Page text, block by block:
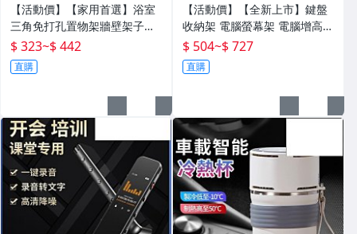
【活動價】【家用首選】浴室
三角免打孔置物架牆壁架子壁
掛分層置物架衛生間轉角架三
角籃
$ 323~$ 442
直購
【活動價】【全新上市】鍵盤
收納架 電腦螢幕架 電腦增高架
電腦架 置物增高架 桌面電腦架
螢幕增高架 螢幕收納架 臺式
$ 504~$ 727
直購